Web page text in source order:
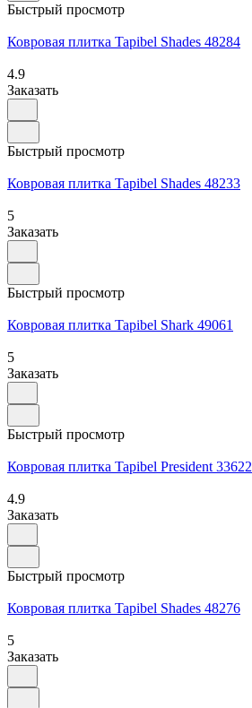
Быстрый просмотр
Ковровая плитка Tapibel Shades 48284
4.9
Заказать
Быстрый просмотр
Ковровая плитка Tapibel Shades 48233
5
Заказать
Быстрый просмотр
Ковровая плитка Tapibel Shark 49061
5
Заказать
Быстрый просмотр
Ковровая плитка Tapibel President 33622
4.9
Заказать
Быстрый просмотр
Ковровая плитка Tapibel Shades 48276
5
Заказать